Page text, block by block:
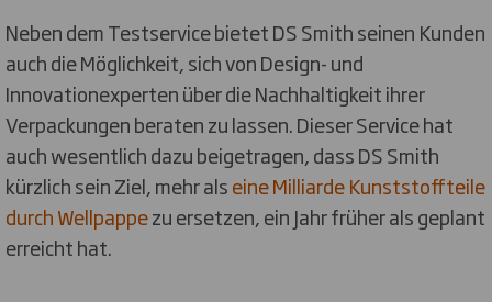
Neben dem Testservice bietet DS Smith seinen Kunden
auch die Möglichkeit, sich von Design- und
Innovationexperten über die Nachhaltigkeit ihrer
Verpackungen beraten zu lassen. Dieser Service hat
auch wesentlich dazu beigetragen, dass DS Smith
kürzlich sein Ziel, mehr alseine Milliarde Kunststoffteile
durch Wellpappezu ersetzen, ein Jahr früher als geplant
erreicht hat.